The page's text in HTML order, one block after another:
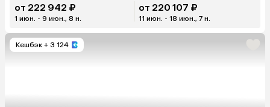
от 222 942 ₽
1 июн. - 9 июн., 8 н.
от 220 107 ₽
11 июн. - 18 июн., 7 н.
Кешбэк + 3 124